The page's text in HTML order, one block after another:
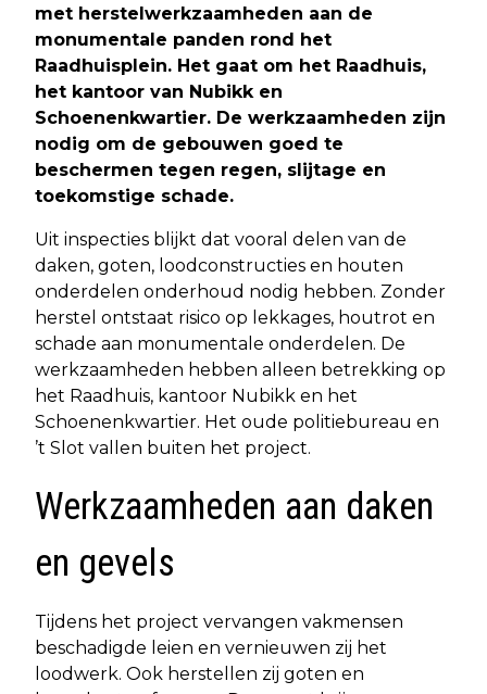
met herstelwerkzaamheden aan de
monumentale panden rond het
Raadhuisplein. Het gaat om het Raadhuis,
het kantoor van Nubikk en
Schoenenkwartier. De werkzaamheden zijn
nodig om de gebouwen goed te
beschermen tegen regen, slijtage en
toekomstige schade.
Uit inspecties blijkt dat vooral delen van de
daken, goten, loodconstructies en houten
onderdelen onderhoud nodig hebben. Zonder
herstel ontstaat risico op lekkages, houtrot en
schade aan monumentale onderdelen. De
werkzaamheden hebben alleen betrekking op
het Raadhuis, kantoor Nubikk en het
Schoenenkwartier. Het oude politiebureau en
’t Slot vallen buiten het project.
Werkzaamheden aan daken
en gevels
Tijdens het project vervangen vakmensen
beschadigde leien en vernieuwen zij het
loodwerk. Ook herstellen zij goten en